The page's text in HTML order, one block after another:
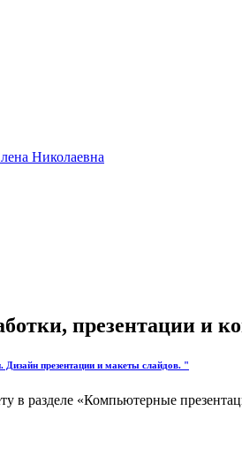
Николаевна
презентации и
презентации и макеты слайдов. "
в разделе «Компьютерные